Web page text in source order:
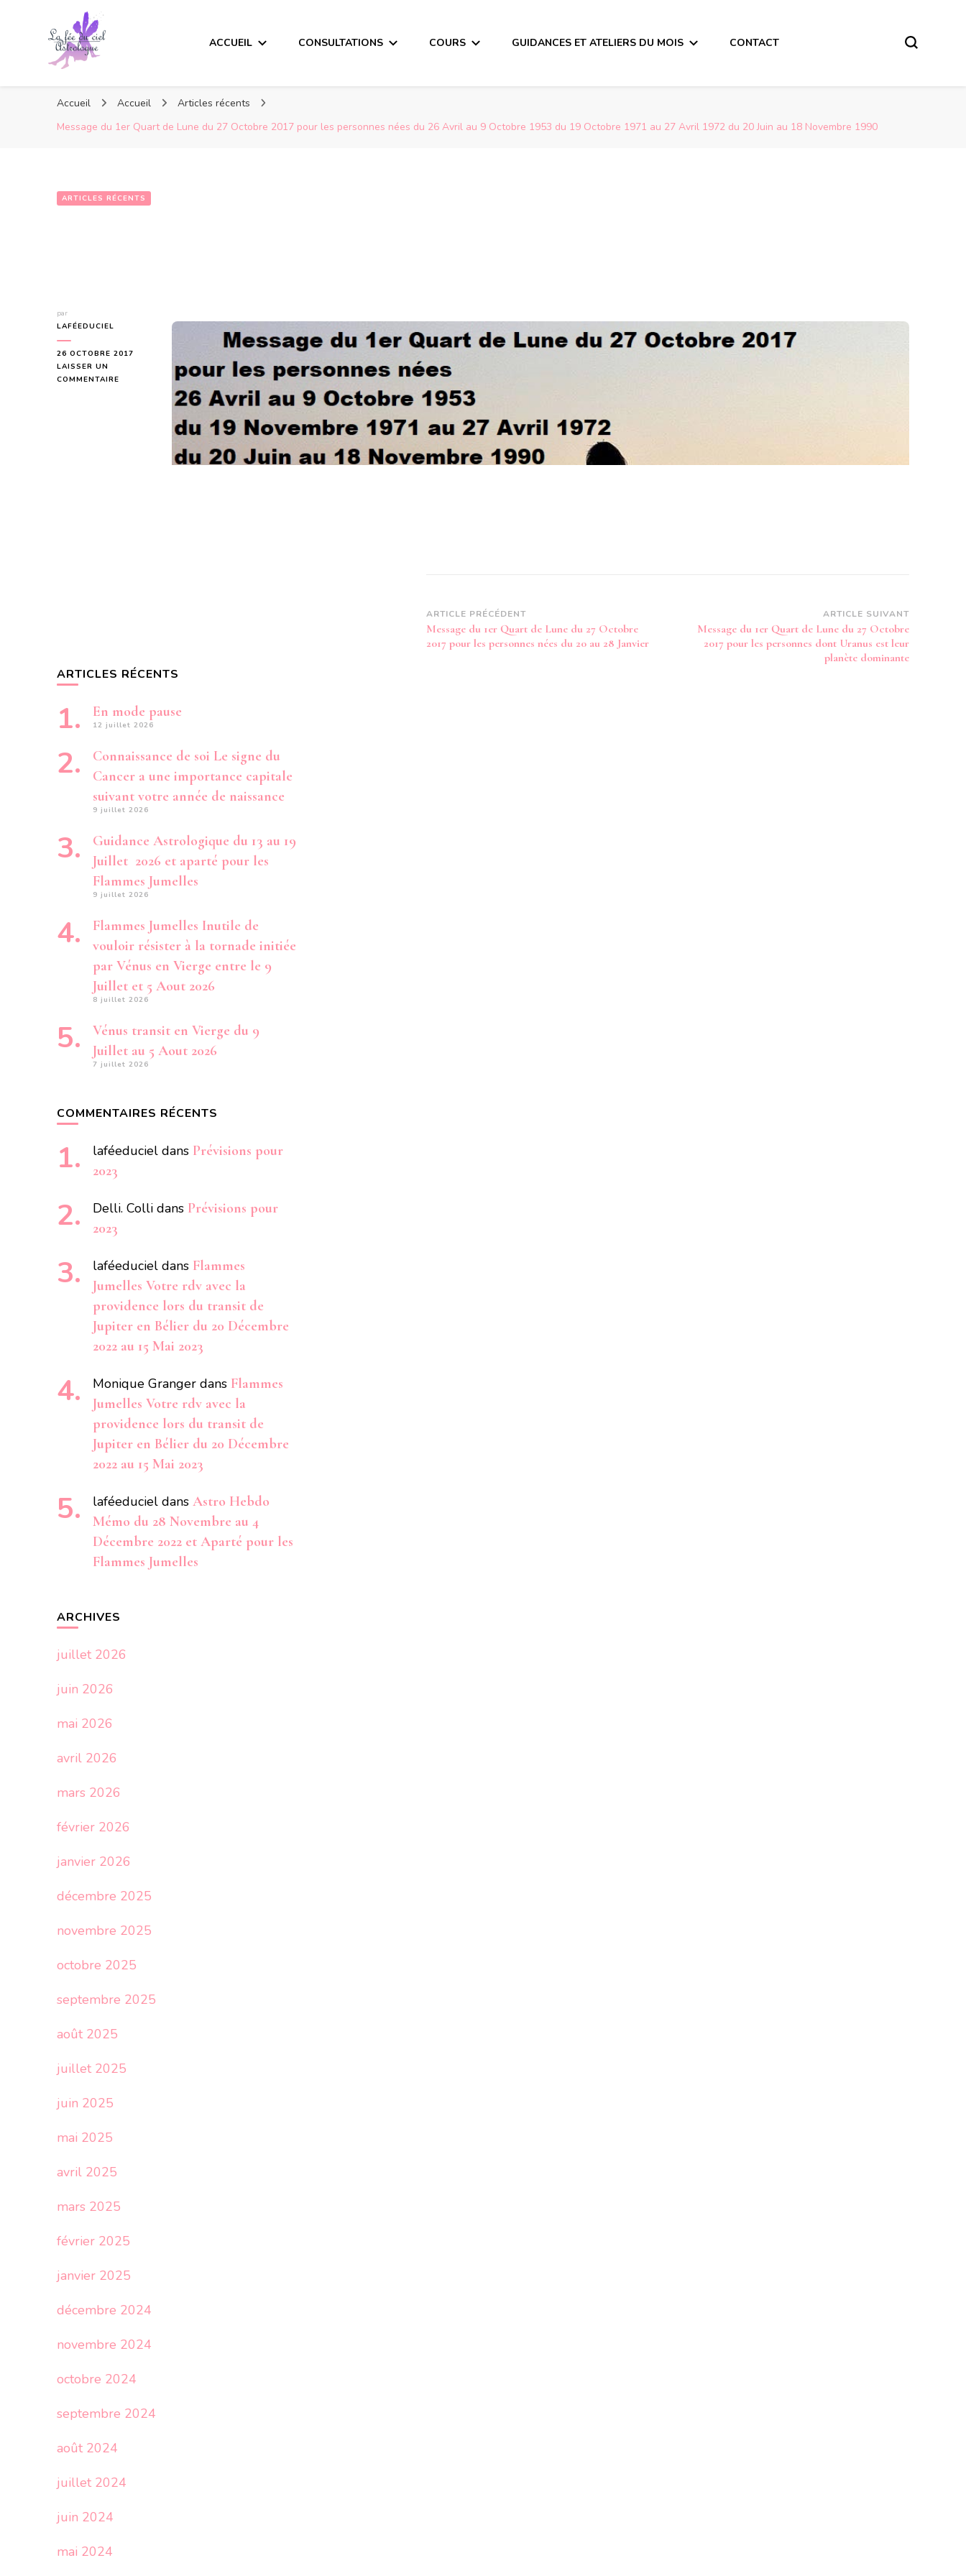
ACCUEIL CONSULTATIONS COURS GUIDANCES ET ATELIERS DU MOIS CONTACT
Accueil Accueil
Articles récents
Message du 1er Quart de Lune du 27 Octobre 2017 pour les personnes nées du 26 Avril au 9 Octobre 1953 du 19 Octobre 1971 au 27 Avril 1972 du 20 Juin au 18 Novembre 1990
ARTICLES RÉCENTS
par
LAFÉEDUCIEL
26 OCTOBRE 2017
LAISSER UN
COMMENTAIRE
19
AU
27
1972
20
JUIN
AU
1990
Navigation
d’article
ARTICLE PRÉCÉDENT
Message du 1er Quart de Lune du 27 Octobre
2017 pour les personnes nées du 20 au 28 Janvier
ARTICLE SUIVANT
Message du 1er Quart de Lune du 27 Octobre
2017 pour les personnes dont Uranus est leur
planète dominante
ARTICLES RÉCENTS
En mode pause
12 juillet 2026
Connaissance de soi Le signe du
Cancer a une importance capitale
suivant votre année de naissance
9 juillet 2026
Guidance Astrologique du 13 au 19
Juillet 2026 et aparté pour les
Flammes Jumelles
9 juillet 2026
Flammes Jumelles Inutile de
vouloir résister à la tornade initiée
par Vénus en Vierge entre le 9
Juillet et 5 Aout 2026
8 juillet 2026
Vénus transit en Vierge du 9
Juillet au 5 Aout 2026
7 juillet 2026
COMMENTAIRES RÉCENTS
laféeduciel dans Prévisions pour
2023
Delli. Colli dans Prévisions pour
2023
laféeduciel dans Flammes
Jumelles Votre rdv avec la
providence lors du transit de
Jupiter en Bélier du 20 Décembre
2022 au 15 Mai 2023
Monique Granger dans Flammes
Jumelles Votre rdv avec la
providence lors du transit de
Jupiter en Bélier du 20 Décembre
2022 au 15 Mai 2023
laféeduciel dans Astro Hebdo
Mémo du 28 Novembre au 4
Décembre 2022 et Aparté pour les
Flammes Jumelles
ARCHIVES
juillet 2026
juin 2026
mai 2026
avril 2026
mars 2026
février 2026
janvier 2026
décembre 2025
novembre 2025
octobre 2025
septembre 2025
août 2025
juillet 2025
juin 2025
mai 2025
avril 2025
mars 2025
février 2025
janvier 2025
décembre 2024
novembre 2024
octobre 2024
septembre 2024
août 2024
juillet 2024
juin 2024
mai 2024